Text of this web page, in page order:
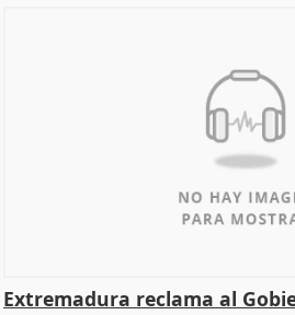
Extremadura reclama al